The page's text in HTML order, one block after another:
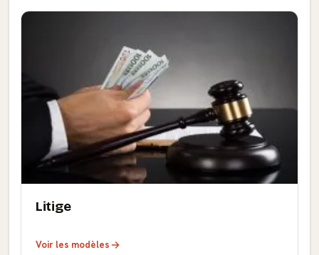
Litige
Voir les modèles